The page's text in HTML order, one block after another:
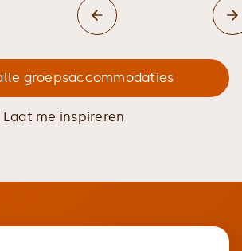
groepsaccommodaties
Laat me inspireren